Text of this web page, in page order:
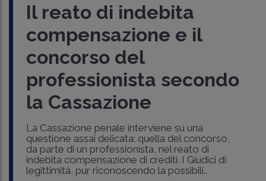
Il reato di indebita
compensazione e il
concorso del
professionista secondo
la Cassazione
La Cassazione penale interviene su una
questione assai delicata: quella del concorso,
da parte di un professionista, nel reato di
indebita compensazione di crediti. I Giudici di
legittimità, pur riconoscendo la possibili..